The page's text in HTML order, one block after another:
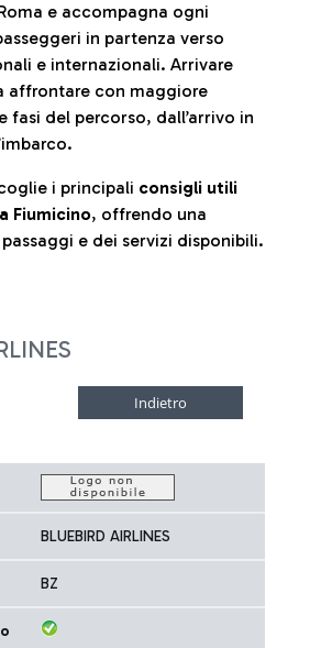
e accompagna ogni
in partenza verso
e internazionali. Arrivare
affrontare con maggiore
del percorso, dall’arrivo in
i principali consigli utili
Fiumicino, offrendo una
e dei servizi disponibili.
BLUEBIRD AIRLINES
BZ